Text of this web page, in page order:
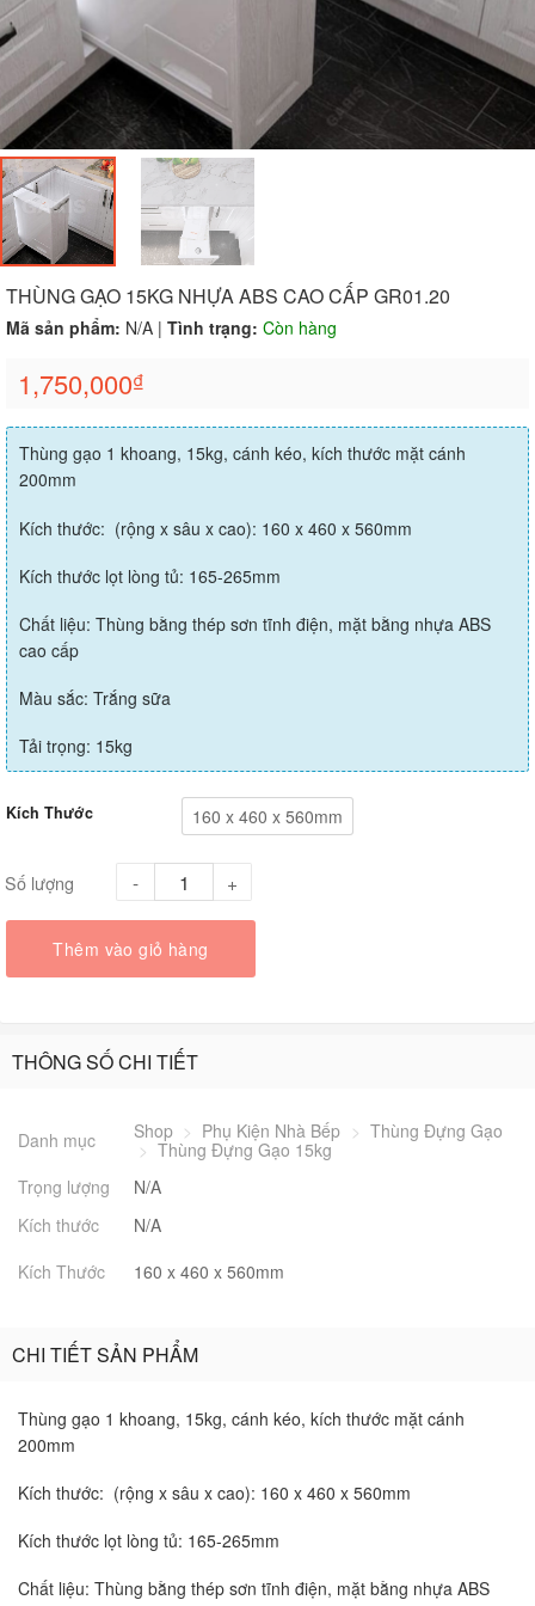
THÙNG GẠO 15KG NHỰA ABS CAO CẤP GR01.20
Mã sản phẩm: N/A | Tình trạng: Còn hàng
1,750,000₫
Thùng gạo 1 khoang, 15kg, cánh kéo, kích thước mặt cánh
200mm
Kích thước: (rộng x sâu x cao): 160 x 460 x 560mm
Kích thước lọt lòng tủ: 165-265mm
Chất liệu: Thùng bằng thép sơn tĩnh điện, mặt bằng nhựa ABS
cao cấp
Màu sắc: Trắng sữa
Tải trọng: 15kg
Kích Thước 160 x 460 x 560mm
Số lượng
Thêm vào giỏ hàng
THÔNG SỐ CHI TIẾT
Danh mục Shop > Phụ Kiện Nhà Bếp > Thùng Đựng Gạo
> Thùng Đựng Gạo 15kg
Trọng lượng
N/A
Kích thước
N/A
Kích Thước
160 x 460 x 560mm
CHI TIẾT SẢN PHẨM
Thùng gạo 1 khoang, 15kg, cánh kéo, kích thước mặt cánh
200mm
Kích thước: (rộng x sâu x cao): 160 x 460 x 560mm
Kích thước lọt lòng tủ: 165-265mm
Chất liệu: Thùng bằng thép sơn tĩnh điện, mặt bằng nhựa ABS